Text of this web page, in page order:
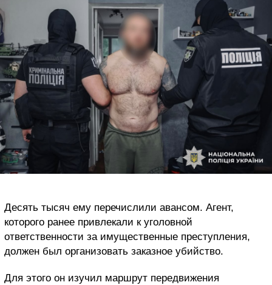
Десять тысяч ему перечислили авансом. Агент,
которого ранее привлекали к уголовной
ответственности за имущественные преступления,
должен был организовать заказное убийство.
Для этого он изучил маршрут передвижения